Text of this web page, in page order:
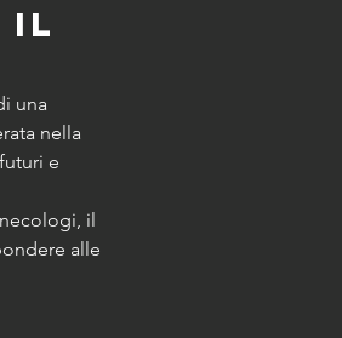
il
una
nella
e
il
alle